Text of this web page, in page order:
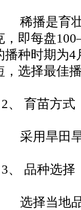
播是育壮
，即每盘
播种时期为
，选择最佳
、 育苗方式
用旱田旱
、 品种选择
择当地品